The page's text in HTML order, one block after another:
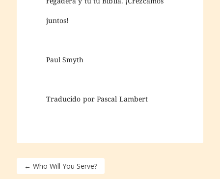
juntos!
Paul Smyth
Traducido por Pascal Lambert
← Who Will You Serve?